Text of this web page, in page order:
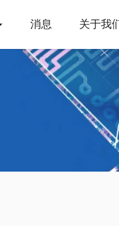
消息 关于我